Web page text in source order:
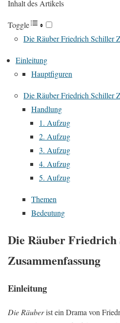
Inhalt des Artikels
Toggle
Die Räuber Friedrich Schiller
Einleitung
Hauptfiguren
Die Räuber Friedrich Schiller
Handlung
1. Aufzug
2. Aufzug
3. Aufzug
4. Aufzug
5. Aufzug
Themen
Bedeutung
Die Räuber
Zusammenfassung
Einleitung
Die Räuberist ein Drama von